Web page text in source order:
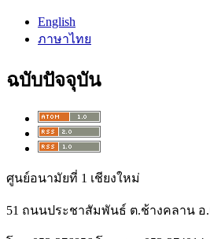
English
ภาษาไทย
ฉบับปัจจุบัน
ศูนย์อนามัยที่ 1 เชียงใหม่
51 ถนนประชาสัมพันธ์ ต.ช้างคลาน อ.